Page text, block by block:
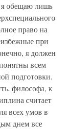
я обещаю лишь
право на
при
я должен
всем
подготовки.
философа, к
считает
всех умов в
днем все